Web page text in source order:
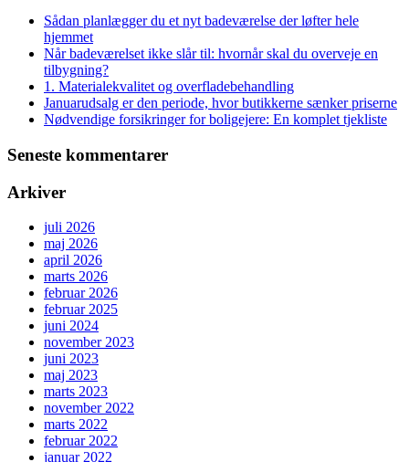
Sådan planlægger du et nyt badeværelse der løfter hele
hjemmet
Når badeværelset ikke slår til: hvornår skal du overveje en
tilbygning?
1. Materialekvalitet og overfladebehandling
Januarudsalg er den periode, hvor butikkerne sænker priserne
Nødvendige forsikringer for boligejere: En komplet tjekliste
Seneste kommentarer
Arkiver
juli 2026
maj 2026
april 2026
marts 2026
februar 2026
februar 2025
juni 2024
november 2023
juni 2023
maj 2023
marts 2023
november 2022
marts 2022
februar 2022
januar 2022